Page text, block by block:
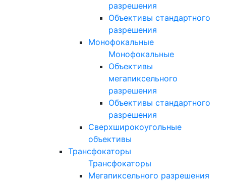
разрешения
Объективы стандартного
разрешения
Монофокальные
Монофокальные
Объективы
мегапиксельного
разрешения
Объективы стандартного
разрешения
Сверхширокоугольные
объективы
Трансфокаторы
Трансфокаторы
Мегапиксельного разрешения